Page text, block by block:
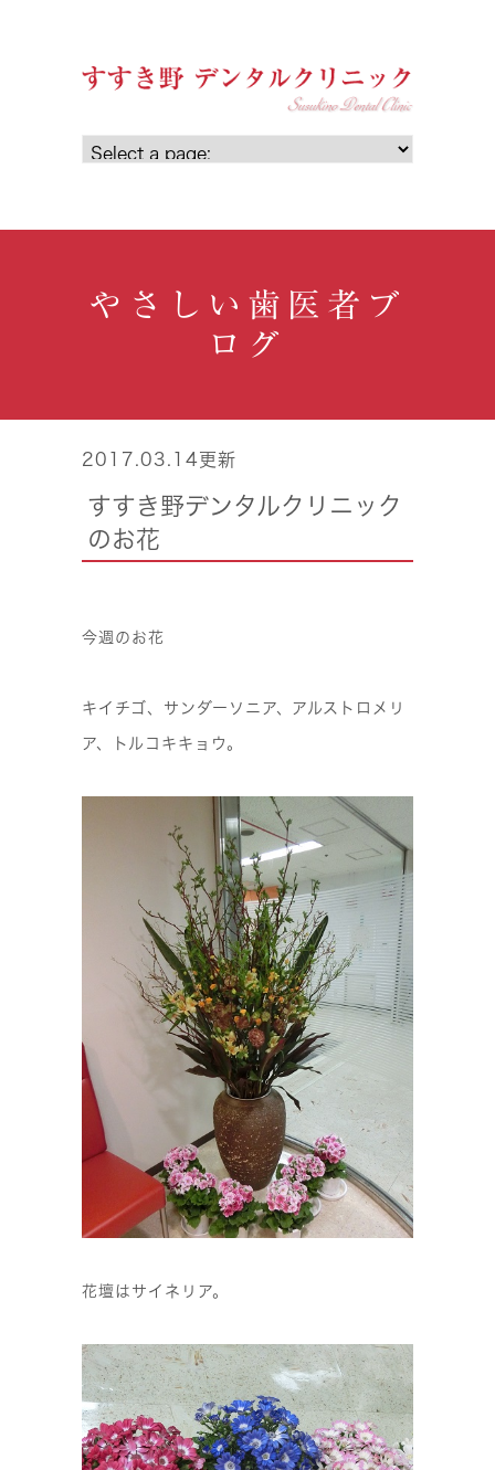
やさしい歯医者ブ
ログ
2017.03.14更新
すすき野デンタルクリニック
のお花
今週のお花
キイチゴ、サンダーソニア、アルストロメリ
ア、トルコキキョウ。
花壇はサイネリア。